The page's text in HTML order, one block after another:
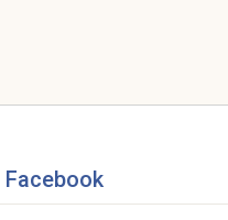
Facebook